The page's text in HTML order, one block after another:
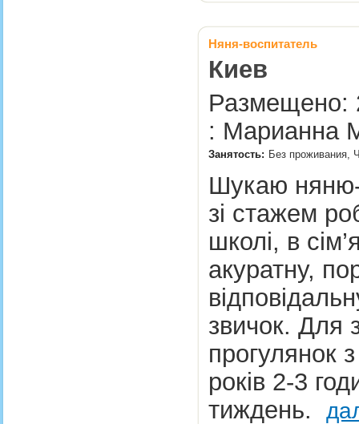
Няня-воспитатель
Киев
Размещено:
: Марианна
Занятость: Без проживания,
Шукаю
зі стажем
школі, в
акуратну,
звичок. Для
прогулянок
років 2-3
тиждень.